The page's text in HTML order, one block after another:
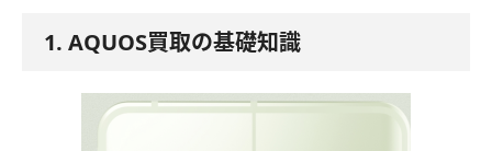
1. AQUOS買取の基礎知識